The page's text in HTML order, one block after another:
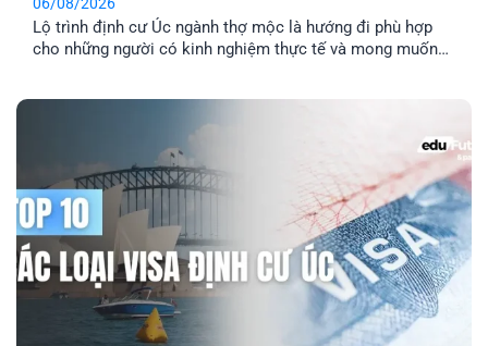
Lộ trình định cư Úc ngành thợ mộc là hướng đi phù hợp
cho những người có kinh nghiệm thực tế và mong muốn